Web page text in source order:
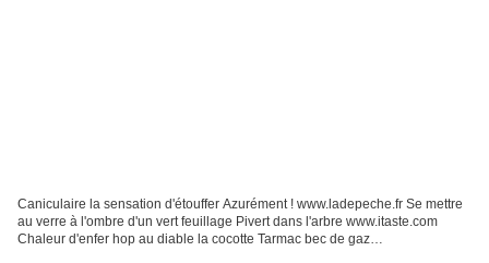
Caniculaire la sensation d'étouffer Azurément ! www.ladepeche.fr Se mettre
au verre à l'ombre d'un vert feuillage Pivert dans l'arbre www.itaste.com
Chaleur d'enfer hop au diable la cocotte Tarmac bec de gaz